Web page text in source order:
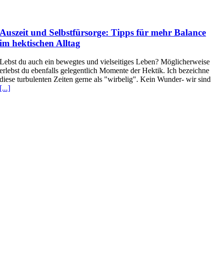
Auszeit und Selbstfürsorge: Tipps für mehr Balance
im hektischen Alltag
Lebst du auch ein bewegtes und vielseitiges Leben? Möglicherweise
erlebst du ebenfalls gelegentlich Momente der Hektik. Ich bezeichne
diese turbulenten Zeiten gerne als "wirbelig". Kein Wunder- wir sind
[...]